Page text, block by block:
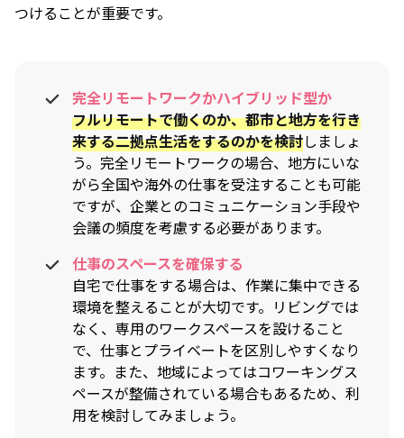
つけることが重要です。
完全リモートワークかハイブリッド型か
フルリモートで働くのか、都市と地方を行き
来する二拠点生活をするのかを検討しましょ
う。完全リモートワークの場合、地方にいな
がら全国や海外の仕事を受注することも可能
ですが、企業とのコミュニケーション手段や
会議の頻度を考慮する必要があります。
仕事のスペースを確保する
自宅で仕事をする場合は、作業に集中できる
環境を整えることが大切です。リビングでは
なく、専用のワークスペースを設けること
で、仕事とプライベートを区別しやすくなり
ます。また、地域によってはコワーキングス
ペースが整備されている場合もあるため、利
用を検討してみましょう。